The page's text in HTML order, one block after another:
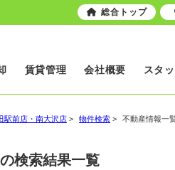
賃貸管理 会社概要 スタ
駅前店・南大沢店 > 物件検索 > 不動産情報一
検索結果一覧
総合トップ